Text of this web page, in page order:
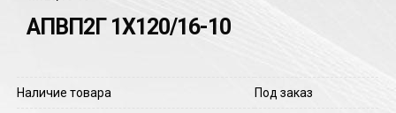
АПВП2Г 1Х120/16-10
Наличие товара Под заказ